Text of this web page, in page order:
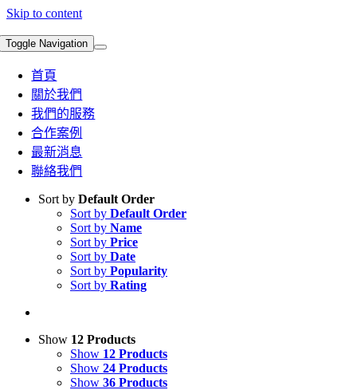
Skip to content
Toggle Navigation
首頁
關於我們
我們的服務
合作案例
最新消息
聯絡我們
Sort by Default Order
Sort by Default Order
Sort by Name
Sort by Price
Sort by Date
Sort by Popularity
Sort by Rating
Show 12 Products
Show 12 Products
Show 24 Products
Show 36 Products